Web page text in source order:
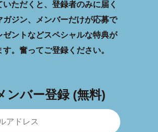
いただくと、登録者のみに届く
ガジン、メンバーだけが応募で
ゼントなどスペシャルな特典が
。 奮ってご登録ください。
ンバー登録 (無料)